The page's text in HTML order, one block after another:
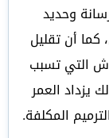
وحديد
كما أن تقليل
التي تسبب
يزداد العمر
المكلفة.